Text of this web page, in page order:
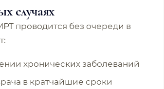
случаях
проводится без очереди в
хронических заболеваний
в кратчайшие сроки